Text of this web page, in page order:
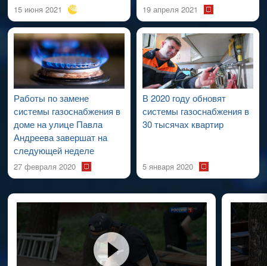
15 июня 2021 19 апреля 2021
Работы по замене
системы газоснабжения в
доме на улице Павла
Андреева завершат на
следующей неделе
27 февраля 2020
В 2020 году обновят
системы газоснабжения в
30 тысячах квартир
5 января 2020